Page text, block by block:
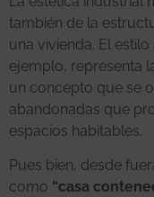
también de la
una vivienda. El
ejemplo, representa
un concepto que se
abandonadas que
espacios habitables.
Pues bien, desde
como “casa